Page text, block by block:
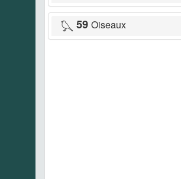
59 Oiseaux